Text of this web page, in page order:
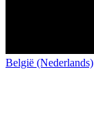
België (Nederlands)